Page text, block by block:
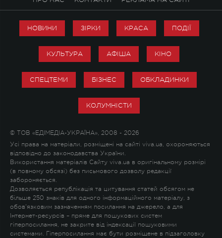
НОВИНИ ЗІРКИ КРАСА ПОДІЇ
КУЛЬТУРА АФІША КІНО
СПЕЦТЕМИ БІЗНЕС ОБКЛАДИНКИ
КОЛУМНІСТИ
© ТОВ «ЕДІМЕДІА-УКРАЇНА», 2008 - 2026
Усі права на матеріали, розміщені на сайті viva.ua, охороняються
відповідно до законодавства України.
Використання матеріалів Сайту viva.ua в оригінальному розмірі
(в повному обсязі) без письмового дозволу редакції
забороняється.
Дозволяється републікація та цитування статей обсягом не
більше 250 знаків для одного інформаційного матеріалу, з
обов'язковим зазначенням посилання на джерело, а для
Інтернет-ресурсів – пряме для пошукових систем
гіперпосилання, не закрите від індексації пошуковими
системами. Гіперпосилання має бути розміщене в підзаголовку